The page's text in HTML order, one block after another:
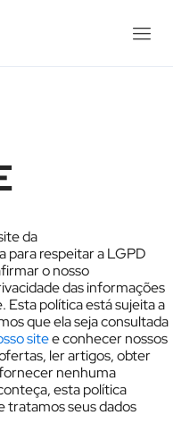
da
respeitar a LGPD
o nosso
das informações
Esta política está sujeita a
que ela seja consultada
sitee conhecer nossos
ler artigos, obter
nenhuma
esta política
tratamos seus dados